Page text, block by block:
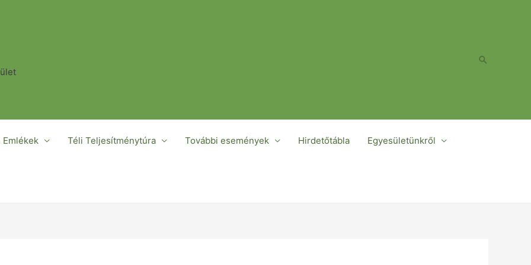
Search
Emlékek Téli Teljesítménytúra További események Hirdetőtábla Egyesületünkről